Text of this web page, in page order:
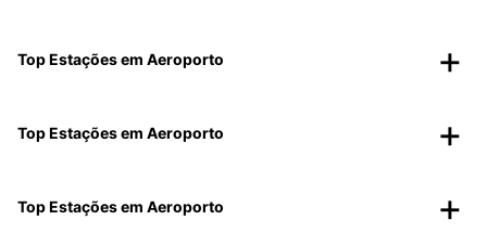
Top Estações em Aeroporto
Top Estações em Aeroporto
Top Estações em Aeroporto